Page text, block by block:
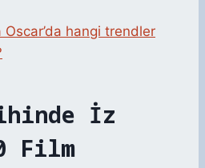
Oscar’da hangi trendler
İz
Film